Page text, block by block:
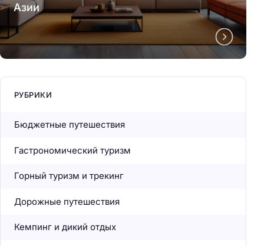
Азии
РУБРИКИ
Бюджетные путешествия
Гастрономический туризм
Горный туризм и трекинг
Дорожные путешествия
Кемпинг и дикий отдых